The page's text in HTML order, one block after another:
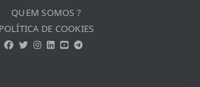
QUEM SOMOS ?
POLÍTICA DE COOKIES